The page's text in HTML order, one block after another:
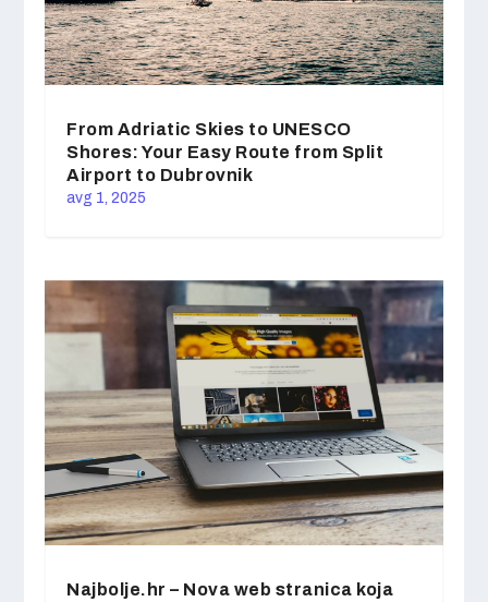
From Adriatic Skies to UNESCO
Shores: Your Easy Route from Split
Airport to Dubrovnik
avg 1, 2025
Najbolje.hr – Nova web stranica koja